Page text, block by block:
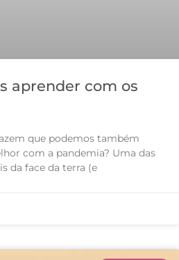
aprender com os
que podemos também
com a pandemia? Uma das
da face da terra (e